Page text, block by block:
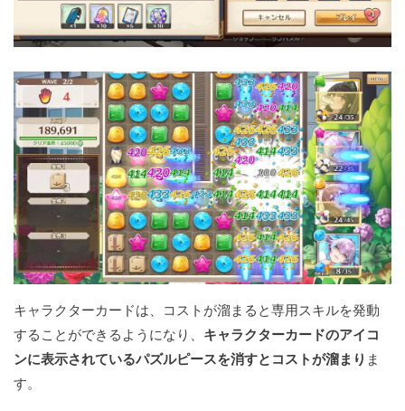
キャラクターカードは、コストが溜まると専用スキルを発動
することができるようになり、 キャラクターカードのアイコ
ンに表示されているパズルピースを消すとコストが溜まり ま
す。